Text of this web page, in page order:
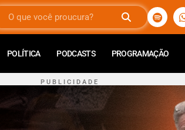
POLÍTICA PODCASTS PROGRAMAÇÃO
P U B L I C I D A D E